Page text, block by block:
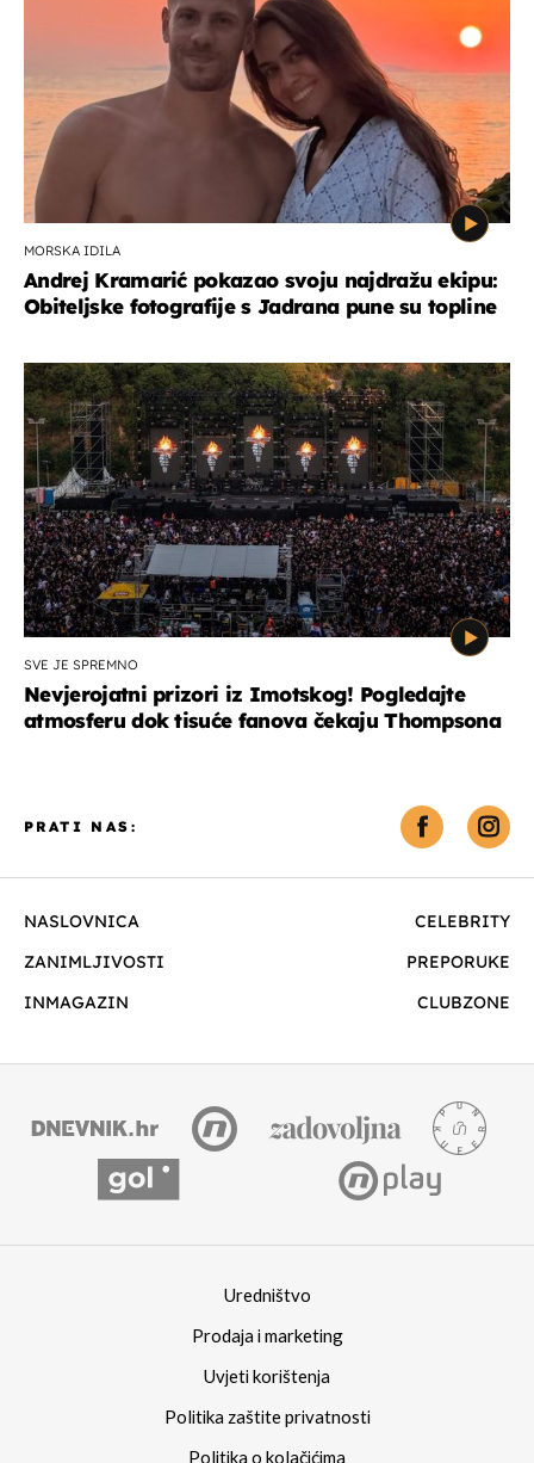
MORSKA IDILA
Andrej Kramarić pokazao svoju najdražu ekipu:
Obiteljske fotografije s Jadrana pune su topline
SVE JE SPREMNO
Nevjerojatni prizori iz Imotskog! Pogledajte
atmosferu dok tisuće fanova čekaju Thompsona
NASLOVNICA
CELEBRITY
ZANIMLJIVOSTI
PREPORUKE
INMAGAZIN
CLUBZONE
PRATI NAS:
Uredništvo
Prodaja i marketing
Uvjeti korištenja
Politika zaštite privatnosti
Politika o kolačićima